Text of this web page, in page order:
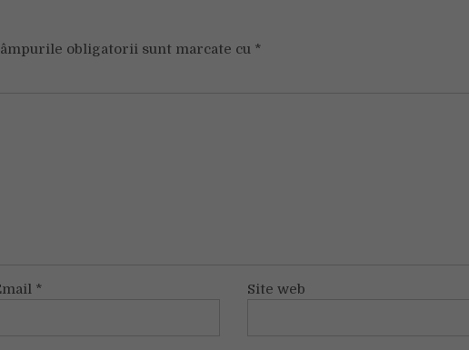
obligatorii sunt marcate cu *
* Site web